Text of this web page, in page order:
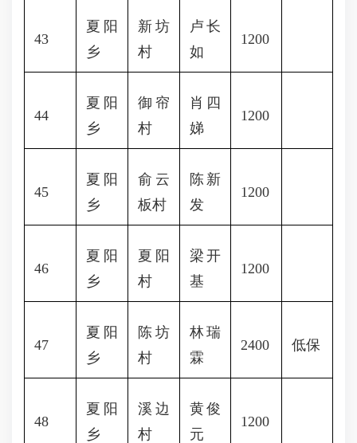
43
夏阳
乡
新坊
村
卢长
如
1200
44
夏阳
乡
御帘
村
肖四
娣
1200
45
夏阳
乡
俞云
板村
陈新
发
1200
46
夏阳
乡
夏阳
村
梁开
基
1200
47
夏阳
乡
陈坊
村
林瑞
霖
2400 低保
48
夏阳
乡
溪边
村
黄俊
元
1200